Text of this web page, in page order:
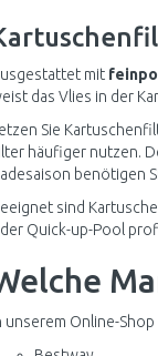
mit
das Vlies in der
Sie
häufiger nutzen.
benötigen
sind
Quick-up-Pool
unserem Online-